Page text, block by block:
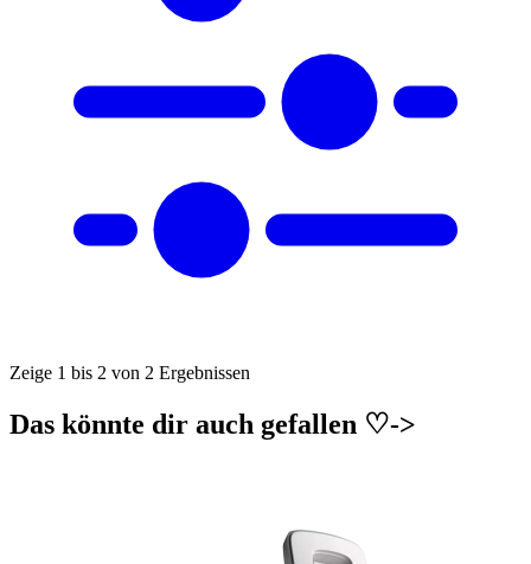
Zeige 1 bis 2 von 2 Ergebnissen
Das könnte dir auch gefallen ♡->